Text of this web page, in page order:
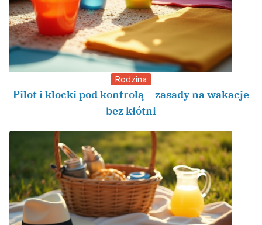
Rodzina
Pilot i klocki pod kontrolą – zasady na wakacje
bez kłótni